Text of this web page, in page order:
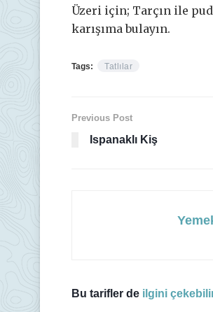
Üzeri için; Tarçın ile
karışıma bulayın.
Tags: Tatlılar
Previous Post
Ispanaklı Kiş
Bu tarifler de ilgini